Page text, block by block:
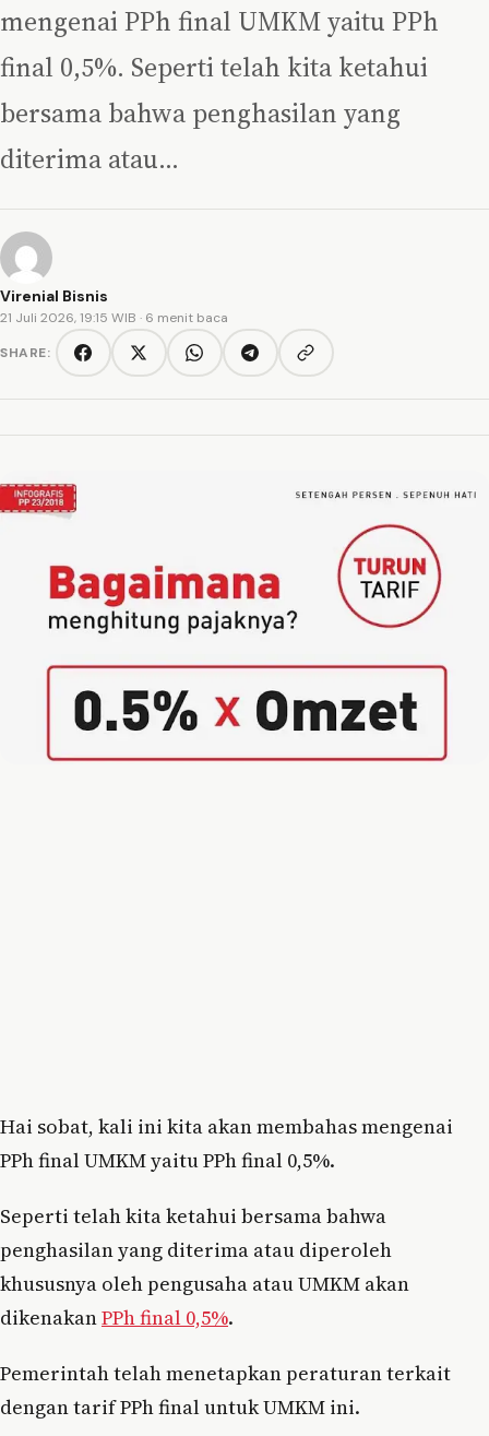
mengenai PPh final UMKM yaitu PPh
final 0,5%. Seperti telah kita ketahui
bersama bahwa penghasilan yang
diterima atau…
Virenial Bisnis
21 Juli 2026, 19:15 WIB · 6 menit baca
SHARE:
FacebookTwitter/XWhatsAppTelegramCopy link
Hai sobat, kali ini kita akan membahas mengenai
PPh final UMKM yaitu PPh final 0,5%.
Seperti telah kita ketahui bersama bahwa
penghasilan yang diterima atau diperoleh
khususnya oleh pengusaha atau UMKM akan
dikenakanPPh final 0,5%.
Pemerintah telah menetapkan peraturan terkait
dengan tarif PPh final untuk UMKM ini.